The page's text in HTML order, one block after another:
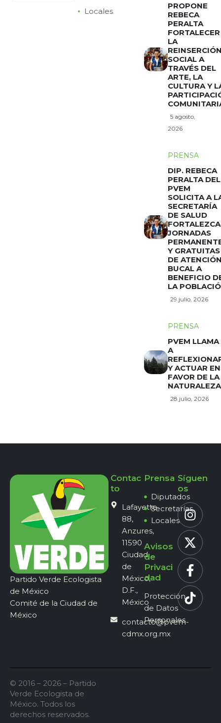
Locales
PROPONE
REBECA
PERALTA
FORTALECER
LA
SOCIAL A
TRAVÉS DEL
ARTE, LA
CULTURA Y
5 agosto,
2026
PRENSA
DIP. REBECA
PERALTA DEL
PVEM
SOLICITA A
SECRETARÍA
DE SALUD
FORTALEZCA
JORNADAS
Y GRATUITAS
DE
BUCAL A
BENEFICIO
LA
29 julio, 2026
PRENSA
PVEM LLAMA
A
Y ACTUAR EN
FAVOR DE LA
NATURALEZA
28 julio, 2026
Partido Verde Ecologista
de México
Comité de la Ciudad de
México
Contac
to
Lafayette
88,
Anzures,
11590
Ciudad
de
México,
D.F.,
México
contacto@pvem-
cdmx.org.mx
Prensa
Diputados
Secretarías
Locales
Avisos
de
Privaci
dad
Protección
de Datos
Personales
Síguen
os
© 2016 – 2026 – Partido
Verde Ecologista de
México. Todos los
derechos reservados.